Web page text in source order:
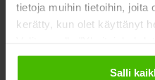
tietoja muihin tietoihin, joita
kerätty, kun olet käyttänyt
sallimiisi evästeisiin.
Salli